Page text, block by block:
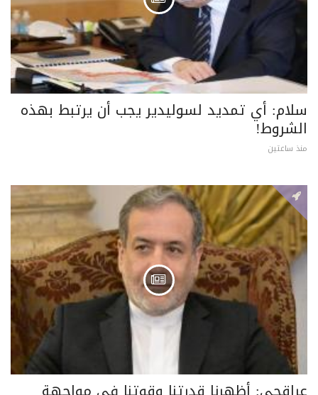
سلام: أي تمديد لسوليدير يجب أن يرتبط بهذه
الشروط!
منذ ساعتين